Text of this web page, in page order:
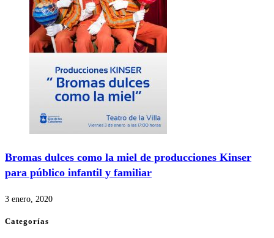
Bromas dulces como la miel de producciones Kinser
para público infantil y familiar
3 enero, 2020
Categorías